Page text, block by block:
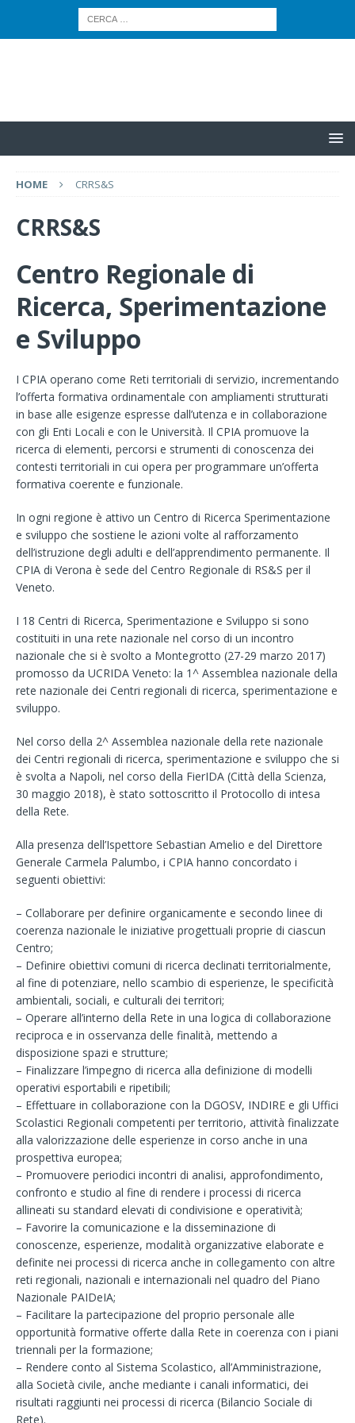
HOME CRRS&S
CRRS&S
Centro Regionale di
Ricerca, Sperimentazione
e Sviluppo
I CPIA operano come Reti territoriali di servizio, incrementando
l’offerta formativa ordinamentale con ampliamenti strutturati
in base alle esigenze espresse dall’utenza e in collaborazione
con gli Enti Locali e con le Università. Il CPIA promuove la
ricerca di elementi, percorsi e strumenti di conoscenza dei
contesti territoriali in cui opera per programmare un’offerta
formativa coerente e funzionale.
In ogni regione è attivo un Centro di Ricerca Sperimentazione
e sviluppo che sostiene le azioni volte al rafforzamento
dell’istruzione degli adulti e dell’apprendimento permanente. Il
CPIA di Verona è sede del Centro Regionale di RS&S per il
Veneto.
I 18 Centri di Ricerca, Sperimentazione e Sviluppo si sono
costituiti in una rete nazionale nel corso di un incontro
nazionale che si è svolto a Montegrotto (27-29 marzo 2017)
promosso da UCRIDA Veneto: la 1^ Assemblea nazionale della
rete nazionale dei Centri regionali di ricerca, sperimentazione e
sviluppo.
Nel corso della 2^ Assemblea nazionale della rete nazionale
dei Centri regionali di ricerca, sperimentazione e sviluppo che si
è svolta a Napoli, nel corso della FierIDA (Città della Scienza,
30 maggio 2018), è stato sottoscritto il Protocollo di intesa
della Rete.
Alla presenza dell’Ispettore Sebastian Amelio e del Direttore
Generale Carmela Palumbo, i CPIA hanno concordato i
seguenti obiettivi:
– Collaborare per definire organicamente e secondo linee di
coerenza nazionale le iniziative progettuali proprie di ciascun
Centro;
– Definire obiettivi comuni di ricerca declinati territorialmente,
al fine di potenziare, nello scambio di esperienze, le specificità
ambientali, sociali, e culturali dei territori;
– Operare all’interno della Rete in una logica di collaborazione
reciproca e in osservanza delle finalità, mettendo a
disposizione spazi e strutture;
– Finalizzare l’impegno di ricerca alla definizione di modelli
operativi esportabili e ripetibili;
– Effettuare in collaborazione con la DGOSV, INDIRE e gli Uffici
Scolastici Regionali competenti per territorio, attività finalizzate
alla valorizzazione delle esperienze in corso anche in una
prospettiva europea;
– Promuovere periodici incontri di analisi, approfondimento,
confronto e studio al fine di rendere i processi di ricerca
allineati su standard elevati di condivisione e operatività;
– Favorire la comunicazione e la disseminazione di
conoscenze, esperienze, modalità organizzative elaborate e
definite nei processi di ricerca anche in collegamento con altre
reti regionali, nazionali e internazionali nel quadro del Piano
Nazionale PAIDeIA;
– Facilitare la partecipazione del proprio personale alle
opportunità formative offerte dalla Rete in coerenza con i piani
triennali per la formazione;
– Rendere conto al Sistema Scolastico, all’Amministrazione,
alla Società civile, anche mediante i canali informatici, dei
risultati raggiunti nei processi di ricerca (Bilancio Sociale di
Rete).